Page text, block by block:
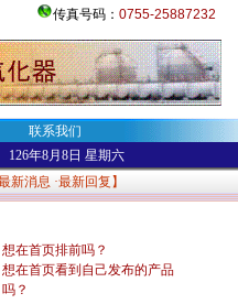
传真号码： 0755-25887232
联系我们
126年8月8日 星期六
新消息 ·最新回复 】
想在首页排前吗？
想在首页看到自己发布的产品
吗？